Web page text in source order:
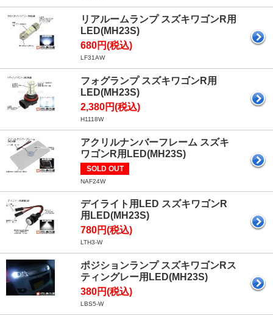
リアルームランプ スズキワゴンR用
LED(MH23S)
680円(税込)
LF31AW
フォグランプ スズキワゴンR用
LED(MH23S)
2,380円(税込)
H1118W
アクリルナンバーフレーム スズキ
ワゴンR用LED(MH23S)
SOLD OUT
NAF24W
デイライト用LED スズキワゴンR
用LED(MH23S)
780円(税込)
LTH3-W
ポジションランプ スズキワゴンRス
ティングレー用LED(MH23S)
380円(税込)
LBS5-W